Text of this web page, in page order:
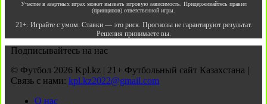
Участие в азартных играх может вызвать игровую зависимость. Придерживайтесь правил
(принципов) ответственной игры.
21+. Играйте с умом. Ставки — это риск. Прогнозы не гарантируют результат.
Решения принимаете вы.
Подписывайтесь на нас
© Футбол 2026 Kpl.kz | 21+ Футбольный сайт Казахстана |
Связь с нами: kpl.kz2022@gmail.com
О нас